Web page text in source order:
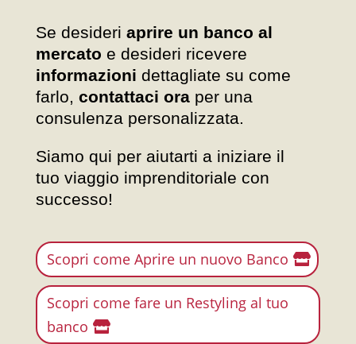
Se desideri aprire un banco al
mercato e desideri ricevere
informazioni dettagliate su come
farlo, contattaci oraper una
consulenza personalizzata.
Siamo qui per aiutarti a iniziare il
tuo viaggio imprenditoriale con
successo!
Scopri come Aprire un nuovo Banco
Scopri come fare un Restyling al tuo
banco